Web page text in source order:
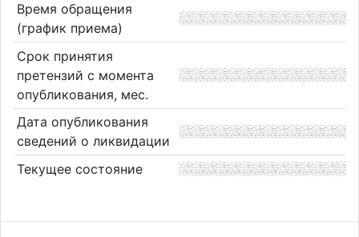
Время обращения
(график приема)
Срок принятия
претензий с момента
опубликования, мес.
Дата опубликования
сведений о ликвидации
Текущее состояние